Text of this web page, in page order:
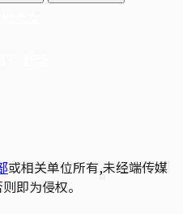
或相关单位所有,未经端传媒
即为侵权。